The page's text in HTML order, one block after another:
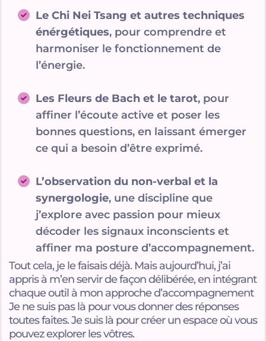
Le Chi Nei Tsang et autres techniques
énérgétiques, pour comprendre et
harmoniser le fonctionnement de
l’énergie.
Les Fleurs de Bach et le tarot, pour
affiner l’écoute active et poser les
bonnes questions, en laissant émerger
ce qui a besoin d’être exprimé.
L’observation du non-verbal et la
synergologie, une discipline que
j’explore avec passion pour mieux
décoder les signaux inconscients et
affiner ma posture d’accompagnement.
Tout cela, je le faisais déjà. Mais aujourd’hui, j’ai
appris à m’en servir de façon délibérée, en intégrant
chaque outil à mon approche d’accompagnement
Je ne suis pas là pour vous donner des réponses
toutes faites. Je suis là pour créer un espace où vous
pouvez explorer les vôtres.